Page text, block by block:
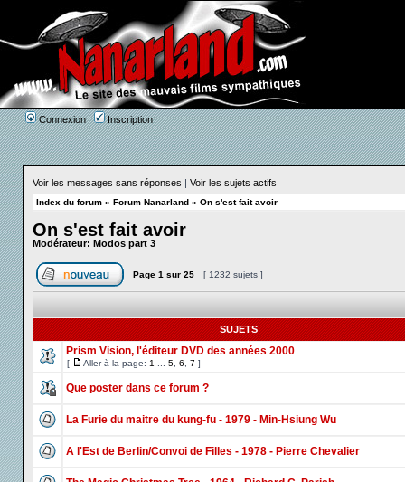
Connexion Inscription
Voir les messages sans réponses | Voir les sujets actifs
Index du forum » Forum Nanarland » On s'est fait avoir
On s'est fait avoir
Modérateur: Modos part 3
Page 1 sur 25 [ 1232 sujets ]
SUJETS
Prism Vision, l'éditeur DVD des années 2000
[ Aller à la page: 1 5 6 7 ]
Que poster dans ce forum ?
La Furie du maitre du kung-fu - 1979 - Min-Hsiung Wu
A l'Est de Berlin/Convoi de Filles - 1978 - Pierre Chevalier